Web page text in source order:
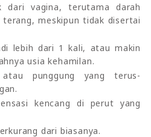
dari vagina, terutama darah
meskipun tidak disertai
lebih dari 1 kali, atau makin
usia kehamilan.
punggung yang terus-
kencang di perut yang
dari biasanya.